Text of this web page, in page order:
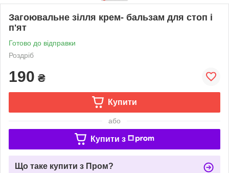
Загоювальне зілля крем- бальзам для стоп і
п'ят
Готово до відправки
Роздріб
190 ₴
Купити
або
Купити з
Що таке купити з Пром?